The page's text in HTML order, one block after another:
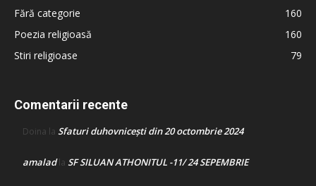
Fără categorie
160
Poezia religioasă
160
Stiri religioase
79
Comentarii recente
Doina la Sfaturi duhovnicești din 20 octombrie 2024
amaladla SF SILUAN ATHONITUL -11/ 24 SEPEMBRIE